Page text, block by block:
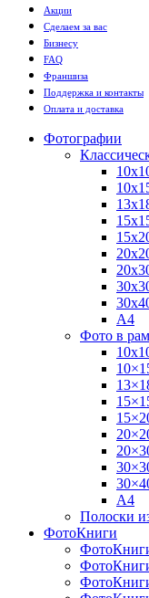
Акции
Сделаем за вас
Бизнесу
FAQ
Франшиза
Поддержка и контакты
Оплата и доставка
Фотографии
А4
Фото в
A4
Полоски
ФотоКниги